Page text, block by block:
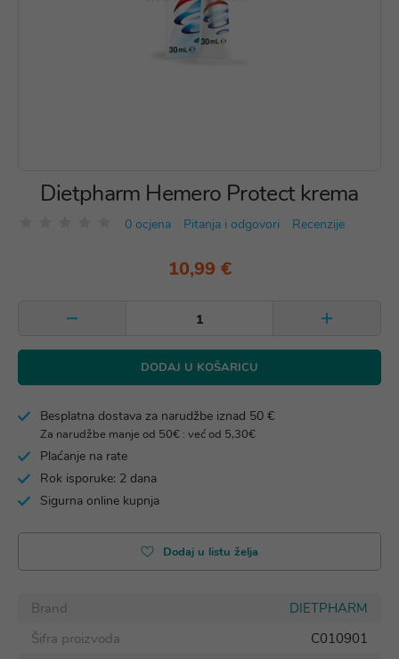
Dietpharm Hemero Protect krema
0 ocjena Pitanja i odgovori Recenzije
10,99 €
DODAJ U KOŠARICU
Besplatna dostava za narudžbe iznad 50 €
Za narudžbe manje od 50€ : već od 5,30€
Plaćanje na rate
Rok isporuke: 2 dana
Sigurna online kupnja
Dodaj u listu želja
Brand
DIETPHARM
Šifra proizvoda
C010901